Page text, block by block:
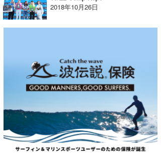
2018年10月26日